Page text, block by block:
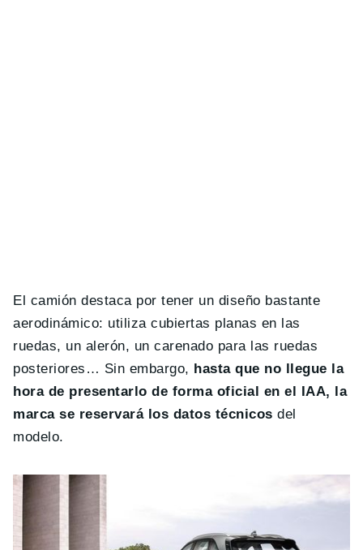
El camión destaca por tener un diseño bastante
aerodinámico: utiliza cubiertas planas en las
ruedas, un alerón, un carenado para las ruedas
posteriores… Sin embargo, hasta que no llegue la
hora de presentarlo de forma oficial en el IAA, la
marca se reservará los datos técnicos del
modelo.